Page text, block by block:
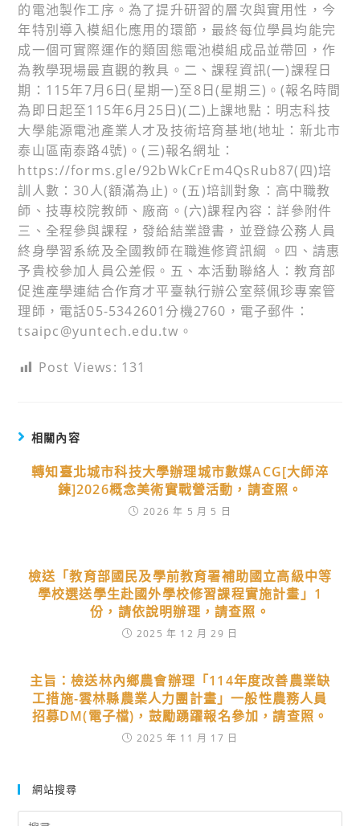
的電池製作工序。為了提升研習的層次與實用性，今
年特別導入模組化應用的環節，最終每位學員均能完
成一個可實際運作的類固態電池模組成品並帶回，作
為教學現場最直觀的教具。二、課程資訊(一)課程日
期：115年7月6日(星期一)至8日(星期三)。(報名時間
為即日起至115年6月25日)(二)上課地點：明志科技
大學能源電池產業人才及技術培育基地(地址：新北市
泰山區南泰路4號)。(三)報名網址：
https://forms.gle/92bWkCrEm4QsRub87(四)培
訓人數：30人(額滿為止)。(五)培訓對象：高中職教
師、技專校院教師、廠商。(六)課程內容：詳參附件
三、全程參與課程，發給結業證書，並登錄公務人員
終身學習系統及全國教師在職進修資訊綱 。四、請惠
予貴校參加人員公差假。五、本活動聯絡人：教育部
促進產學連結合作育才平臺執行辦公室蔡佩珍專案管
理師，電話05-5342601分機2760，電子郵件：
tsaipc@yuntech.edu.tw。
Post Views: 131
相關內容
轉知臺北城市科技大學辦理城市數媒ACG[大師淬
鍊]2026概念美術實戰營活動，請查照。
2026 年 5 月 5 日
檢送「教育部國民及學前教育署補助國立高級中等
學校選送學生赴國外學校修習課程實施計畫」1
份，請依說明辦理，請查照。
2025 年 12 月 29 日
主旨：檢送林內鄉農會辦理「114年度改善農業缺
工措施-雲林縣農業人力團計畫」一般性農務人員
招募DM(電子檔)，鼓勵踴躍報名參加，請查照。
2025 年 11 月 17 日
網站搜尋